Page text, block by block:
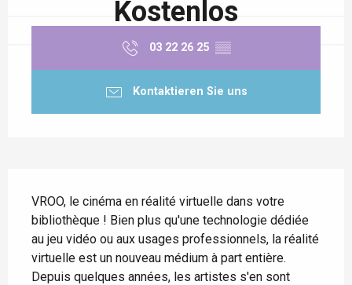
Kostenlos
03 22 26 25 ▒▒
Kontaktieren Sie uns
VROO, le cinéma en réalité virtuelle dans votre
bibliothèque ! Bien plus qu'une technologie dédiée
au jeu vidéo ou aux usages professionnels, la réalité
virtuelle est un nouveau médium à part entière.
Depuis quelques années, les artistes s'en sont